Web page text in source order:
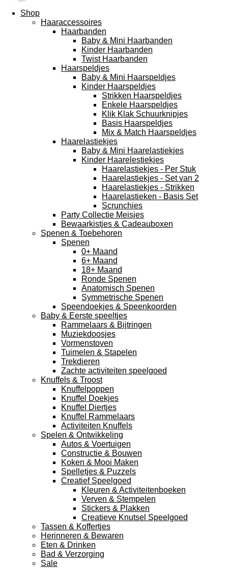
Shop
Haaraccessoires
Haarbanden
Baby & Mini Haarbanden
Kinder Haarbanden
Twist Haarbanden
Haarspeldjes
Baby & Mini Haarspeldjes
Kinder Haarspeldjes
Strikken Haarspeldjes
Enkele Haarspeldjes
Klik Klak Schuurknipjes
Basis Haarspeldjes
Mix & Match Haarspeldjes
Haarelastiekjes
Baby & Mini Haarelastiekjes
Kinder Haarelestiekjes
Haarelastiekjes - Per Stuk
Haarelastiekjes - Set van 2
Haarelastiekjes - Strikken
Haarelastieken - Basis Set
Scrunchies
Party Collectie Meisjes
Bewaarkistjes & Cadeauboxen
Spenen & Toebehoren
Spenen
0+ Maand
6+ Maand
18+ Maand
Ronde Spenen
Anatomisch Spenen
Symmetrische Spenen
Speendoekjes & Speenkoorden
Baby & Eerste speeltjes
Rammelaars & Bijtringen
Muziekdoosjes
Vormenstoven
Tuimelen & Stapelen
Trekdieren
Zachte activiteiten speelgoed
Knuffels & Troost
Knuffelpoppen
Knuffel Doekjes
Knuffel Diertjes
Knuffel Rammelaars
Activiteiten Knuffels
Spelen & Ontwikkeling
Autos & Voertuigen
Constructie & Bouwen
Koken & Mooi Maken
Spelletjes & Puzzels
Creatief Speelgoed
Kleuren & Activiteitenboeken
Verven & Stempelen
Stickers & Plakken
Creatieve Knutsel Speelgoed
Tassen & Koffertjes
Herinneren & Bewaren
Eten & Drinken
Bad & Verzorging
Sale